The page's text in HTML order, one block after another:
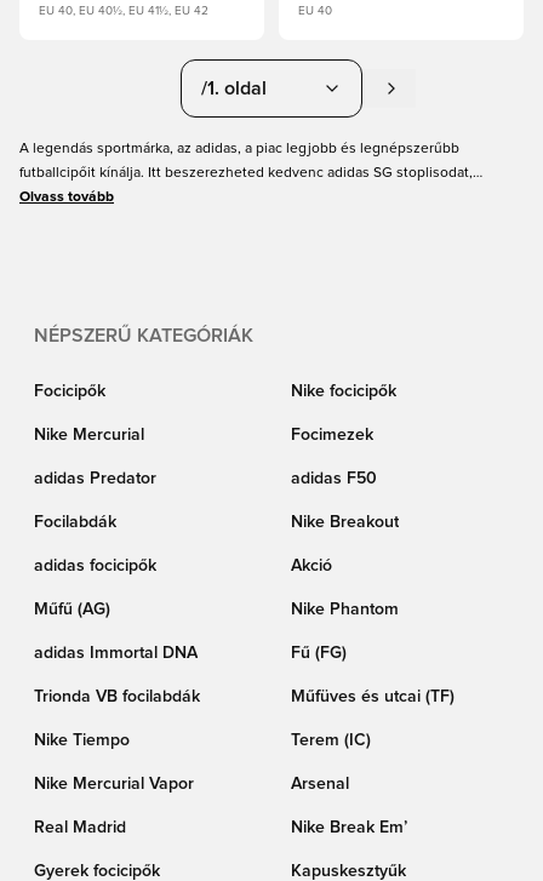
EU 40, EU 40½, EU 41½, EU 42 EU 40
/1. oldal
A legendás sportmárka, az adidas, a piac legjobb és legnépszerűbb
futballcipőit kínálja. Itt beszerezheted kedvenc adidas SG stoplisodat,
amiben esős napokon is a maximumot hozhatod ki magadból.
Olvass tovább
NÉPSZERŰ KATEGÓRIÁK
Focicipők Nike focicipők
Nike Mercurial Focimezek
adidas Predator adidas F50
Focilabdák Nike Breakout
adidas focicipők Akció
Műfű (AG) Nike Phantom
adidas Immortal DNA Fű (FG)
Trionda VB focilabdák Műfüves és utcai (TF)
Nike Tiempo Terem (IC)
Nike Mercurial Vapor Arsenal
Real Madrid Nike Break Em’
Gyerek focicipők Kapuskesztyűk